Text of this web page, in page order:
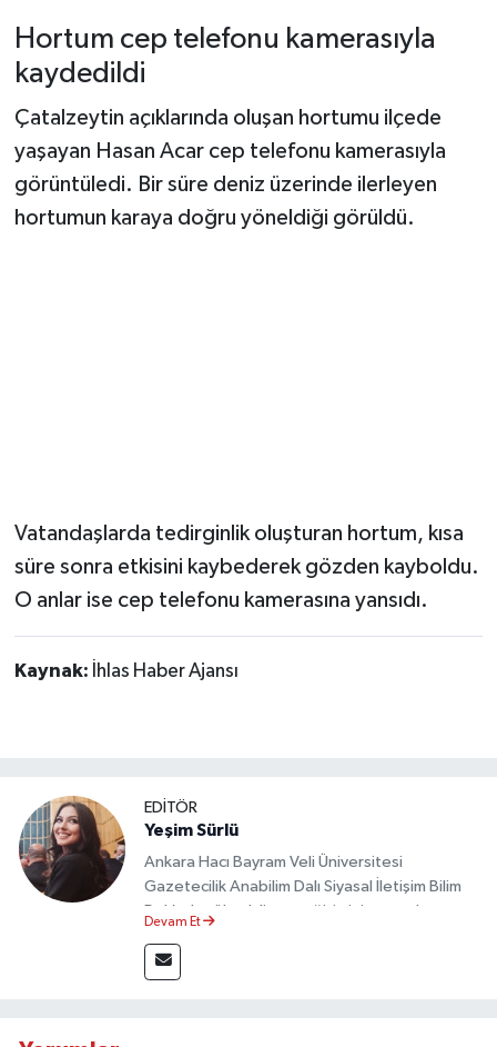
Hortum cep telefonu kamerasıyla
kaydedildi
Çatalzeytin açıklarında oluşan hortumu ilçede
yaşayan Hasan Acar cep telefonu kamerasıyla
görüntüledi. Bir süre deniz üzerinde ilerleyen
hortumun karaya doğru yöneldiği görüldü.
Vatandaşlarda tedirginlik oluşturan hortum, kısa
süre sonra etkisini kaybederek gözden kayboldu.
O anlar ise cep telefonu kamerasına yansıdı.
Kaynak: İhlas Haber Ajansı
EDİTÖR
Yeşim Sürlü
Ankara Hacı Bayram Veli Üniversitesi
Gazetecilik Anabilim Dalı Siyasal İletişim Bilim
Dalı’nda yüksek lisans eğitimini tamamlamıştır.
akademik çalışmalar gerçekleştirmiştir.
Taşköprü Postası internet haber sitesinde
Devam Et
Şenpazar Haberleri
Seydiler Haberleri
Taşköprü Haberleri
Tosya Haberleri
Yerel Haberler
Haber Arşivi